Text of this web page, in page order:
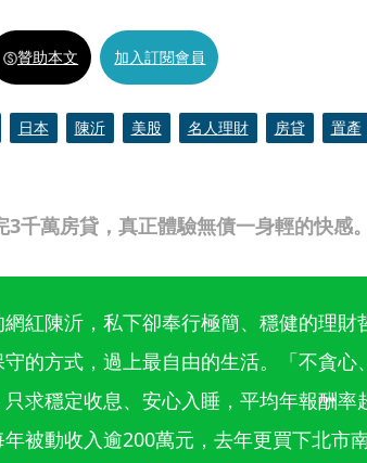
千萬房貸，真正體驗無債一身輕的快感。
贊助本文 加入訂閱會員
日本 陳沂 美股 名人理財 房貸 置產
紅陳沂，私下卻奉行極簡、穩健的理財
的方式，過上最自由的生活。「不貪心
求穩定收息、安心入睡，平均年報酬率
被動收入逾200萬元，去年更買下北市